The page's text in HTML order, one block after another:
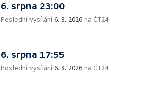
6. srpna 23:00
Poslední vysílání6. 8. 2026 na ČT24
6. srpna 17:55
Poslední vysílání6. 8. 2026 na ČT24